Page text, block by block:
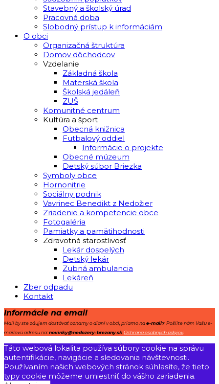
Stavebný a školský úrad
Pracovná doba
Slobodný prístup k informáciám
O obci
Organizačná štruktúra
Domov dôchodcov
Vzdelanie
Základná škola
Materská škola
Školská jedáleň
ZUŠ
Komunitné centrum
Kultúra a šport
Obecná knižnica
Futbalový oddiel
Informácie o projekte
Obecné múzeum
Detský súbor Briezka
Symboly obce
Hornonitrie
Sociálny podnik
Vavrinec Benedikt z Nedožier
Zriadenie a kompetencie obce
Fotogaléria
Pamiatky a pamätihodnosti
Zdravotná starostlivosť
Lekár dospelých
Detský lekár
Zubná ambulancia
Lekáreň
Zber odpadu
Kontakt
Informácie na email
Mali by ste záujem dostávať oznamy o dianí v obci, priamo nae-mail? Pošlite nám Vašu e-
mailovú adresu na:novinky@nedozery-brezany.skOchrana osobných údajov.
Táto webová lokalita používa súbory cookie na správu
autentifikácie, navigácie a sledovania návštevnosti.
Používaním našich webových stránok súhlasíte, že tieto
typy cookie môžeme umiestniť do vášho zariadenia.